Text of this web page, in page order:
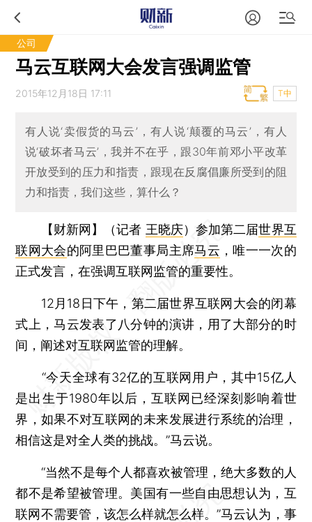
公司
马云互联网大会发言强调监管
2015年12月18日 17:11 T中
有人说‘卖假货的马云’，有人说‘颠覆的马云’，有人
说‘破坏者马云’，我并不在乎，跟30年前邓小平改革
开放受到的压力和指责，跟现在反腐倡廉所受到的阻
力和指责，我们这些，算什么？
【财新网】（记者 王晓庆） 参加第二届世界互
联网大会的阿里巴巴董事局主席马云 ，唯一一次的
正式发言，在强调互联网监管的重要性。
12月18日下午，第二届世界互联网大会的闭幕
式上，马云发表了八分钟的演讲，用了大部分的时
间，阐述对互联网监管的理解。
“今天全球有32亿的互联网用户，其中15亿人
是出生于1980年以后，互联网已经深刻影响着世
界，如果不对互联网的未来发展进行系统的治理，
相信这是对全人类的挑战。”马云说。
“当然不是每个人都喜欢被管理，绝大多数的人
都不是希望被管理。美国有一些自由思想认为，互
联网不需要管，该怎么样就怎么样。”马云认为，事